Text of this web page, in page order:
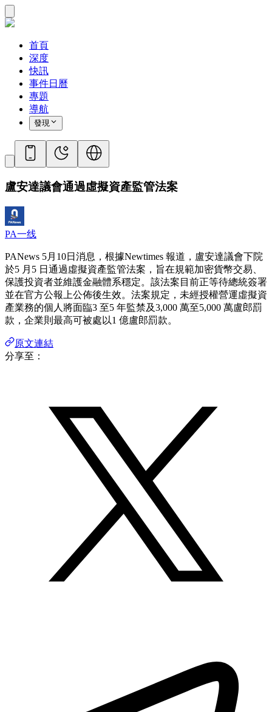
首頁
深度
快訊
事件日曆
專題
導航
發現
盧安達議會通過虛擬資產監管法案
PA一线
PANews 5月10日消息，根據Newtimes 報道，盧安達議會下院
於5 月5 日通過虛擬資產監管法案，旨在規範加密貨幣交易、
保護投資者並維護金融體系穩定。該法案目前正等待總統簽署
並在官方公報上公佈後生效。法案規定，未經授權營運虛擬資
產業務的個人將面臨3 至5 年監禁及3,000 萬至5,000 萬盧郎罰
款，企業則最高可被處以1 億盧郎罰款。
原文連結
分享至：